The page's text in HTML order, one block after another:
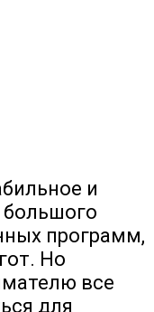
и
большого
программ,
Но
все
для